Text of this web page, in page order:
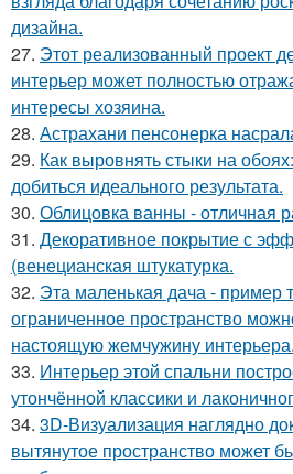
дизайна.
27. Этот реализованный проект
интерьер может полностью
интересы хозяина.
28. Астрахани пенсонерка
29. Как выровнять стыки на
добиться идеального результата.
30. Облицовка ванны - отличная
31. Декоративное покрытие с
(венецианская штукатурка.
32. Эта маленькая дача - пример
ограниченное пространство
настоящую жемчужину интерьера.
33. Интерьер этой спальни
утончённой классики и
34. 3D-Визуализация наглядно
вытянутое пространство может